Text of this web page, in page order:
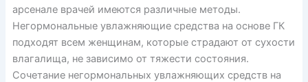
арсенале врачей имеются различные методы.
Негормональные увлажняющие средства на основе ГК
подходят всем женщинам, которые страдают от сухости
влагалища, не зависимо от тяжести состояния.
Сочетание негормональных увлажняющих средств на